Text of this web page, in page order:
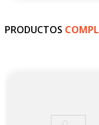
PRODUCTOS